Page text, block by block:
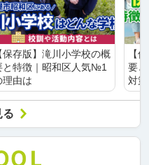
保存版】滝川小学校の概
と特徴｜昭和区人気№1
理由は
【
要
対
る